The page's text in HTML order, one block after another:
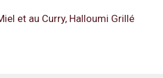
et au Curry, Halloumi Grillé